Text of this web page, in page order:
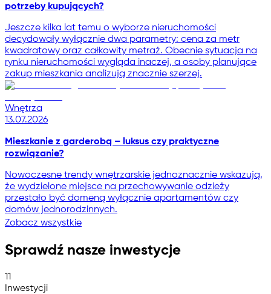
potrzeby kupujących?
Jeszcze kilka lat temu o wyborze nieruchomości
decydowały wyłącznie dwa parametry: cena za metr
kwadratowy oraz całkowity metraż. Obecnie sytuacja na
rynku nieruchomości wygląda inaczej, a osoby planujące
zakup mieszkania analizują znacznie szerzej.
Wnętrza
13.07.2026
Mieszkanie z garderobą – luksus czy praktyczne
rozwiązanie?
Nowoczesne trendy wnętrzarskie jednoznacznie wskazują,
że wydzielone miejsce na przechowywanie odzieży
przestało być domeną wyłącznie apartamentów czy
domów jednorodzinnych.
Zobacz wszystkie
Sprawdź nasze inwestycje
11
Inwestycji